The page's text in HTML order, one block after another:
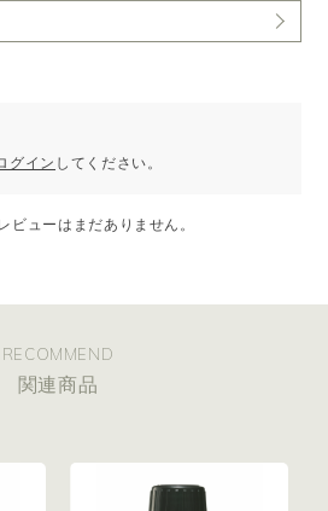
高さ約215mm×奥行約80mm
振ってからご使用ください。
ル、または「stick diffuser」用の補充オ
ます。
グイン してください。
ビューはまだありません。
RECOMMEND
関連商品